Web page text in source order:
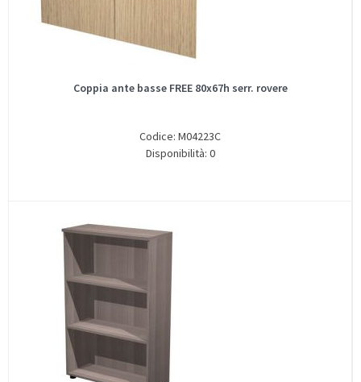
Coppia ante basse FREE 80x67h serr. rovere
Codice: M04223C
Disponibilità: 0